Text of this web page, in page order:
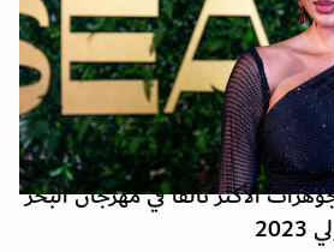
الأكثر تألقاً في مهرجان البحر